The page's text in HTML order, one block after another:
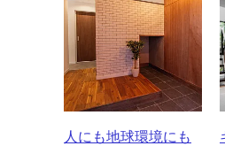
人にも地球環境にも